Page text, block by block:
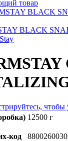
товар
BLACK
12500 г
код